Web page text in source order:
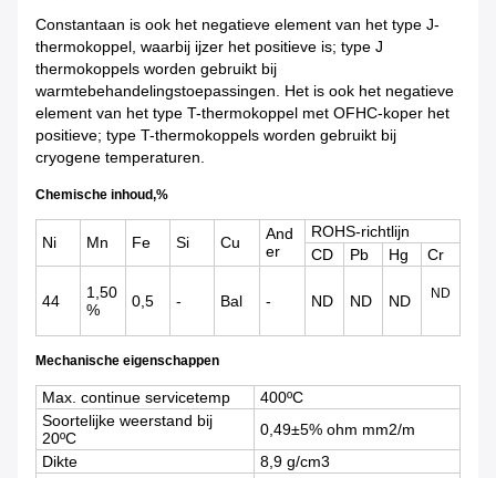
Constantaan is ook het negatieve element van het type J-
thermokoppel, waarbij ijzer het positieve is; type J
thermokoppels worden gebruikt bij
warmtebehandelingstoepassingen. Het is ook het negatieve
element van het type T-thermokoppel met OFHC-koper het
positieve; type T-thermokoppels worden gebruikt bij
cryogene temperaturen.
Chemische inhoud,%
Ni Mn Fe Si Cu
And
er
ROHS-richtlijn
CD
Pb Hg Cr
44
1,50
%
0,5 - Bal - ND ND ND ND
Mechanische eigenschappen
Max. continue servicetemp
400ºC
Soortelijke weerstand bij
20ºC
0,49±5% ohm mm2/m
Dikte
8,9 g/cm3